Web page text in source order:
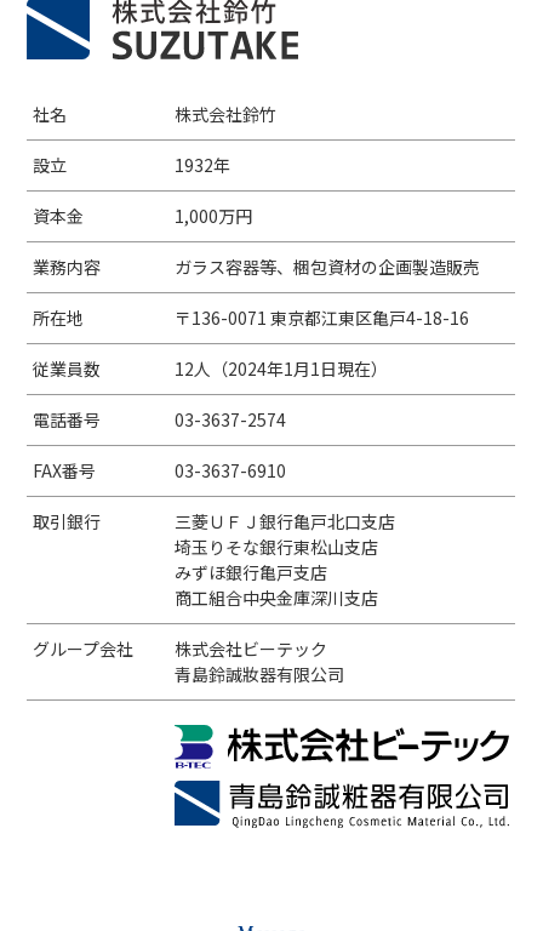
社名 株式会社鈴竹
設立 1932年
資本金 1,000万円
業務内容 ガラス容器等、梱包資材の企画製造販売
所在地 〒136-0071 東京都江東区亀戸4-18-16
従業員数 12人（2024年1月1日現在）
電話番号 03-3637-2574
FAX番号 03-3637-6910
取引銀行
三菱ＵＦＪ銀行亀戸北口支店
埼玉りそな銀行東松山支店
みずほ銀行亀戸支店
商工組合中央金庫深川支店
グループ会社
株式会社ビーテック
青島鈴誠妝器有限公司